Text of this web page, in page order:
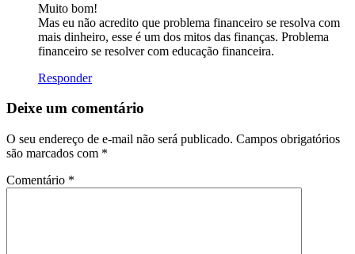
Muito bom!
Mas eu não acredito que problema financeiro se resolva com
mais dinheiro, esse é um dos mitos das finanças. Problema
financeiro se resolver com educação financeira.
Responder
Deixe um comentário
O seu endereço de e-mail não será publicado. Campos obrigatórios
são marcados com *
Comentário *